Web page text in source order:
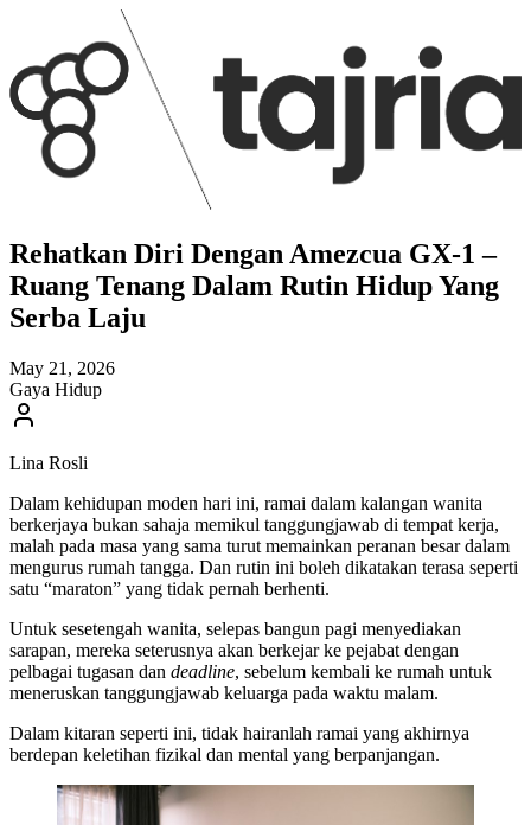
Rehatkan Diri Dengan Amezcua GX-1 –
Ruang Tenang Dalam Rutin Hidup Yang
Serba Laju
May 21, 2026
Gaya Hidup
Lina Rosli
Dalam kehidupan moden hari ini, ramai dalam kalangan wanita
berkerjaya bukan sahaja memikul tanggungjawab di tempat kerja,
malah pada masa yang sama turut memainkan peranan besar dalam
mengurus rumah tangga. Dan rutin ini boleh dikatakan terasa seperti
satu “maraton” yang tidak pernah berhenti.
Untuk sesetengah wanita, selepas bangun pagi menyediakan
sarapan, mereka seterusnya akan berkejar ke pejabat dengan
pelbagai tugasan dan deadline, sebelum kembali ke rumah untuk
meneruskan tanggungjawab keluarga pada waktu malam.
Dalam kitaran seperti ini, tidak hairanlah ramai yang akhirnya
berdepan keletihan fizikal dan mental yang berpanjangan.